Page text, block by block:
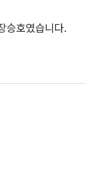
승호였습니다.